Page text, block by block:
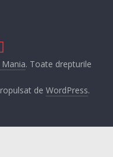
Mania. Toate drepturile
de WordPress.